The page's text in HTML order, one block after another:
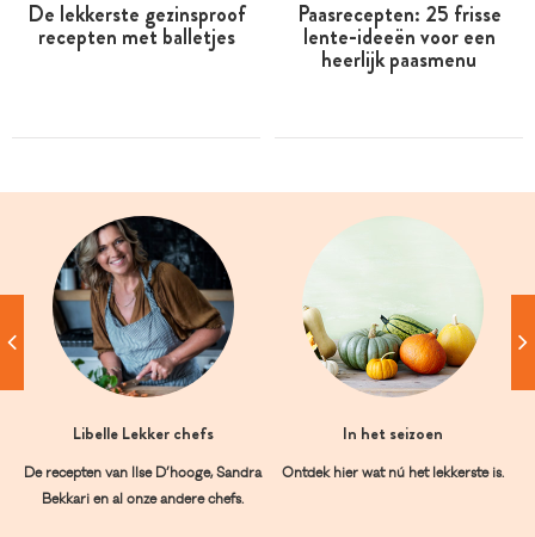
De lekkerste gezinsproof
recepten met balletjes
Paasrecepten: 25 frisse
lente-ideeën voor een
heerlijk paasmenu
Libelle Lekker chefs
De recepten van Ilse D’hooge, Sandra
Bekkari en al onze andere chefs.
In het seizoen
Ontdek hier wat nú het lekkerste is.